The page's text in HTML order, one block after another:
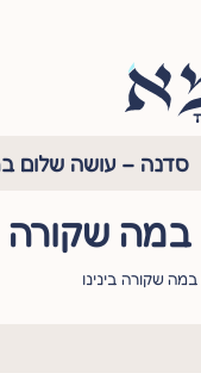
סדנה – עושה שלום
שקורה
שקורה בינינו